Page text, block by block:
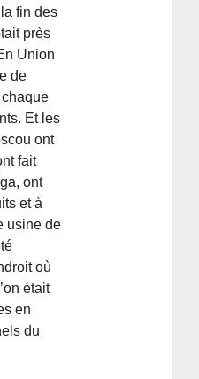
fin des
près
Union
de
Et les
ont
fait
ont
et à
usine de
où
était
en
du